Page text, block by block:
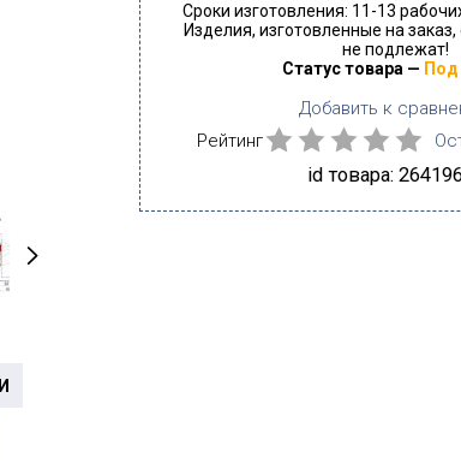
Сроки изготовления: 11-13
Изделия, изготовленные на
не подлежат!
Статус товара — Под
Добавить к
Рейтинг
id товара: